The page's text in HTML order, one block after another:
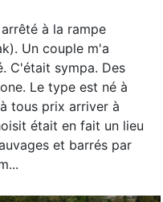
à la rampe
Un couple m'a
C'était sympa. Des
Le type est né à
tous prix arriver à
était en fait un lieu
et barrés par